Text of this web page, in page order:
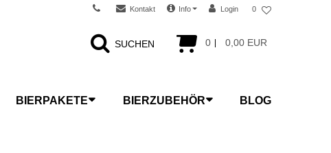
Kontakt Info Login 0
0 0,00 EUR
SUCHEN
BIERPAKETE BIERZUBEHÖR BLOG